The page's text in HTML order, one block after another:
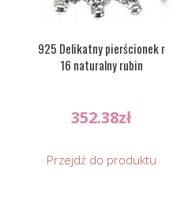
925 Delikatny pierścionek r
16 naturalny rubin
352.38zł
Przejdź do produktu